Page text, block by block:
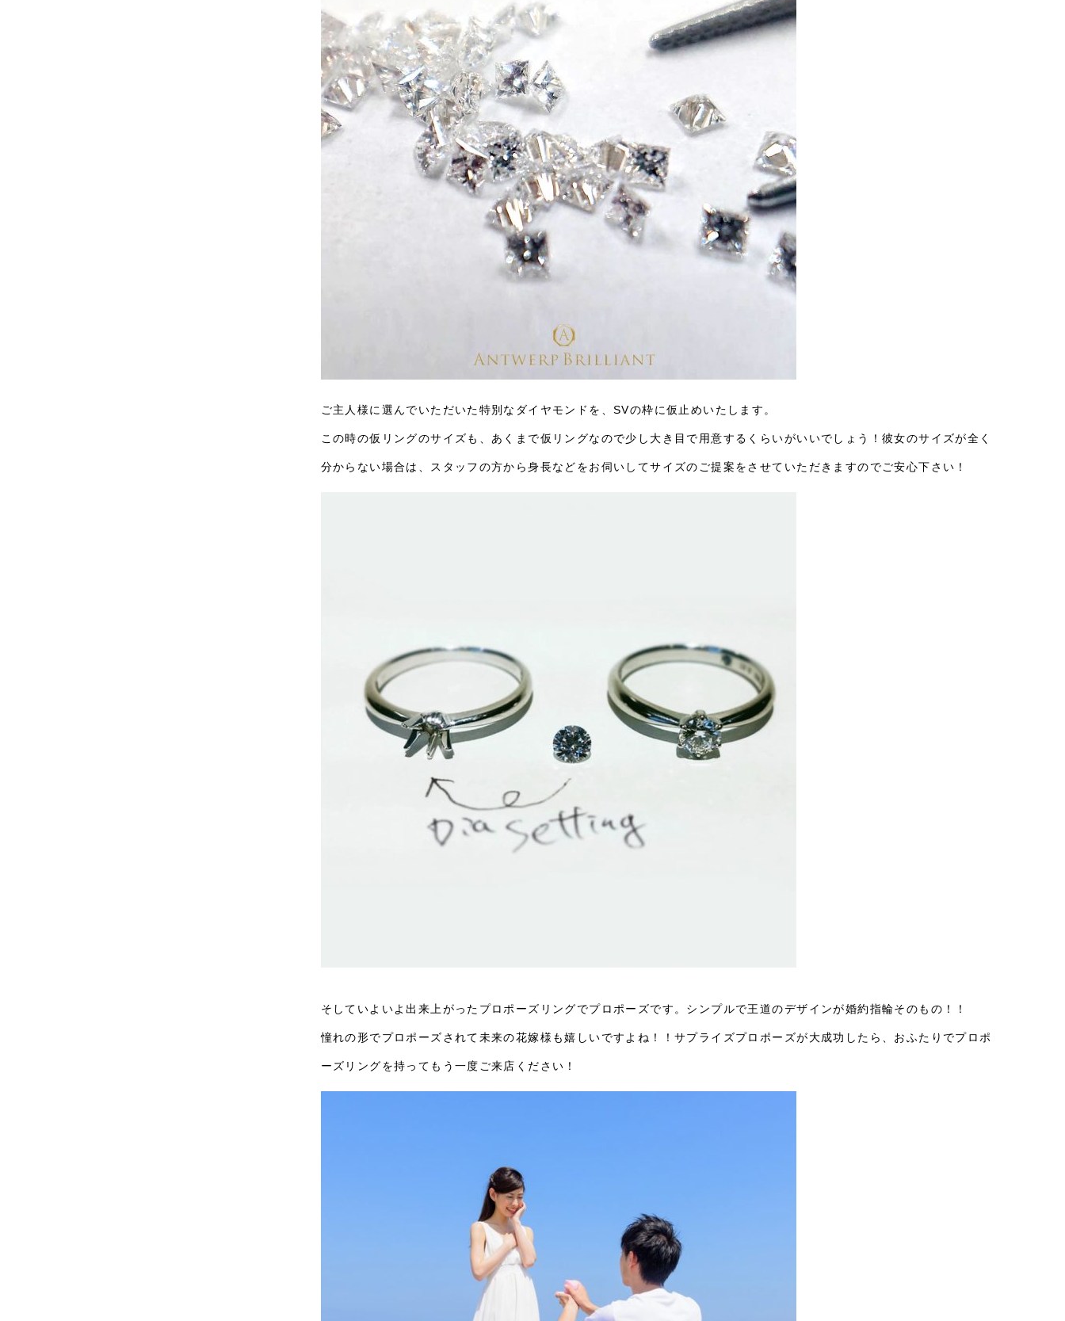
ご主人様に選んでいただいた特別なダイヤモンドを、SVの枠に仮止めいたします。
この時の仮リングのサイズも、あくまで仮リングなので少し大き目で用意するくらいがいいでしょう！彼女のサイズが全く
分からない場合は、スタッフの方から身長などをお伺いしてサイズのご提案をさせていただきますのでご安心下さい！
そしていよいよ出来上がったプロポーズリングでプロポーズです。シンプルで王道のデザインが婚約指輪そのもの！！
憧れの形でプロポーズされて未来の花嫁様も嬉しいですよね！！サプライズプロポーズが大成功したら、おふたりでプロポ
ーズリングを持ってもう一度ご来店ください！